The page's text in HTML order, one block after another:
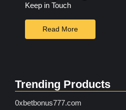
Keep in Touch
Read More
Trending Products
0xbetbonus777.com